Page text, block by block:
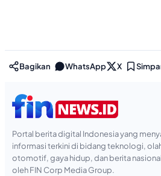
Bagikan WhatsApp X
Portal berita digital Indonesia yang
informasi terkini di bidang teknologi,
otomotif, gaya hidup, dan berita
oleh FIN Corp Media Group.